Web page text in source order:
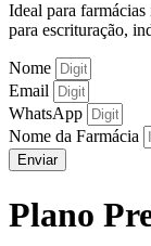
Ideal para
para escrituração,
Nome
Email
WhatsApp
Nome da Farmácia
Enviar
Plano